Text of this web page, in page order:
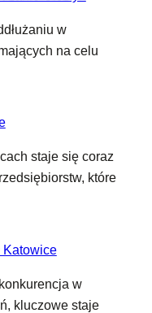
w
na celu
staje się coraz
które
Katowice
w
kluczowe staje